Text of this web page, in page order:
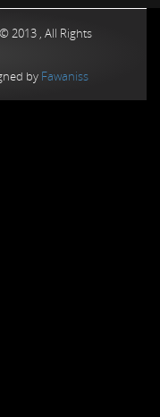
2013 , All Rights
by Fawaniss